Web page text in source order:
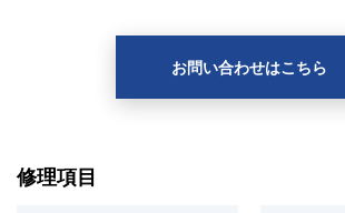
お問い合わせはこちら
修理項目